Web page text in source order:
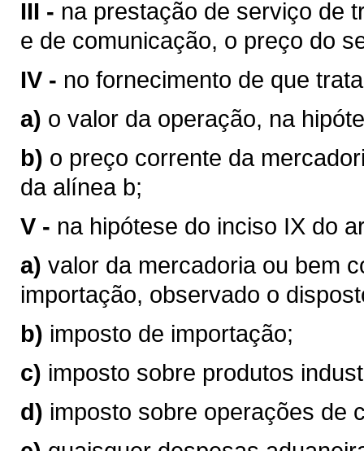
III - na prestação de serviço de
e de comunicação, o preço do
IV - no fornecimento de que
a) o valor da operação, na
b) o preço corrente da
da alínea b;
V - na hipótese do inciso IX do
a) valor da mercadoria ou bem
importação, observado o
b) imposto de importação;
c) imposto sobre produtos
d) imposto sobre operações de